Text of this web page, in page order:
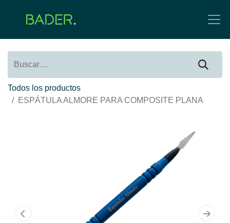
Todos los productos
ESPÁTULA ALMORE PARA COMPOSITE PLANA